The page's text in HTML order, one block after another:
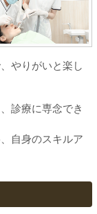
やりがいと楽し
診療に専念でき
自身のスキルア